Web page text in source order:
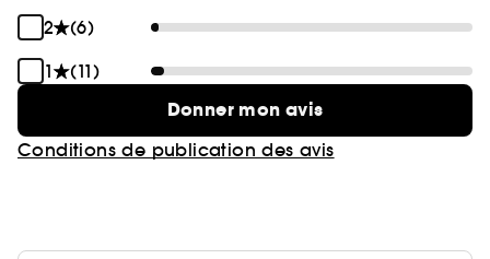
2
(6)
1
(11)
Donner mon avis
Conditions de publication des avis